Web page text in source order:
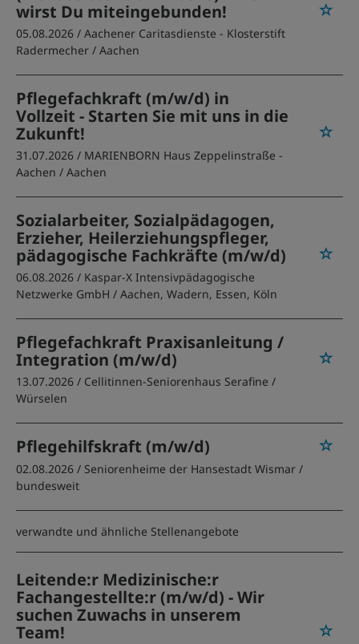
wirst Du miteingebunden!
05.08.2026 / Aachener Caritasdienste - Klosterstift
Radermecher / Aachen
Pflegefachkraft (m/w/d) in
Vollzeit - Starten Sie mit uns in die
Zukunft!
31.07.2026 / MARIENBORN Haus Zeppelinstraße -
Aachen / Aachen
Sozialarbeiter, Sozialpädagogen,
Erzieher, Heilerziehungspfleger,
pädagogische Fachkräfte (m/w/d)
06.08.2026 / Kaspar-X Intensivpädagogische
Netzwerke GmbH / Aachen, Wadern, Essen, Köln
Pflegefachkraft Praxisanleitung /
Integration (m/w/d)
13.07.2026 / Cellitinnen-Seniorenhaus Serafine /
Würselen
Pflegehilfskraft (m/w/d)
02.08.2026 / Seniorenheime der Hansestadt Wismar /
bundesweit
verwandte und ähnliche Stellenangebote
Leitende:r Medizinische:r
Fachangestellte:r (m/w/d) - Wir
suchen Zuwachs in unserem
Team!